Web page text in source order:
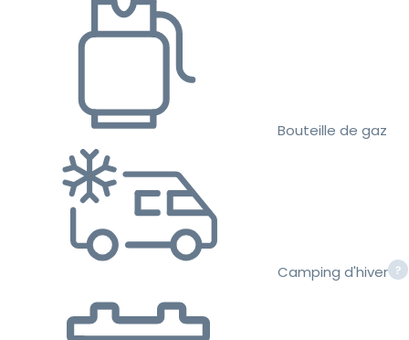
Bouteille de gaz
Camping d'hiver